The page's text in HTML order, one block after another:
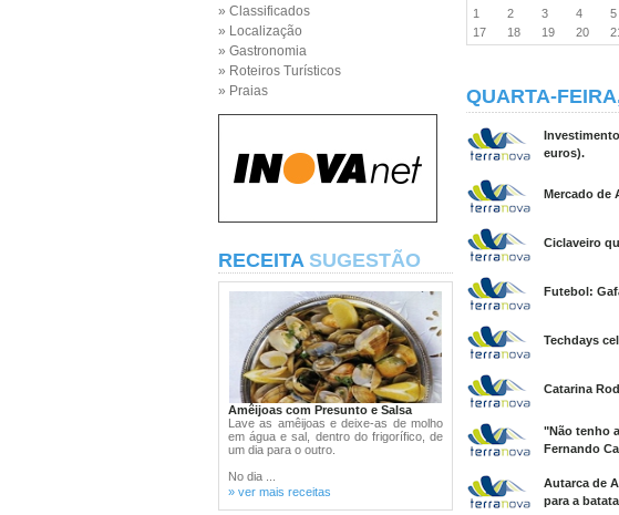
» Classificados
» Localização
» Gastronomia
» Roteiros Turísticos
» Praias
RECEITA SUGESTÃO
Amêijoas com Presunto e Salsa
Lave as amêijoas e deixe-as de molho
em água e sal, dentro do frigorífico, de
um dia para o outro.
No dia ...
» ver mais receitas
1
2 3 4 5
17
18 19 20
QUARTA-
euros).
Mercado de
Ciclaveiro
Futebol:
Techdays
Catarina
"Não tenho
Fernando
Autarca de
para a